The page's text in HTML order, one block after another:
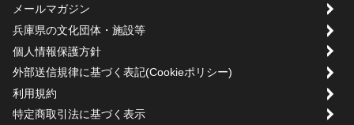
メールマガジン
兵庫県の文化団体・施設等
個人情報保護方針
外部送信規律に基づく表記(Cookieポリシー)
利用規約
特定商取引法に基づく表示